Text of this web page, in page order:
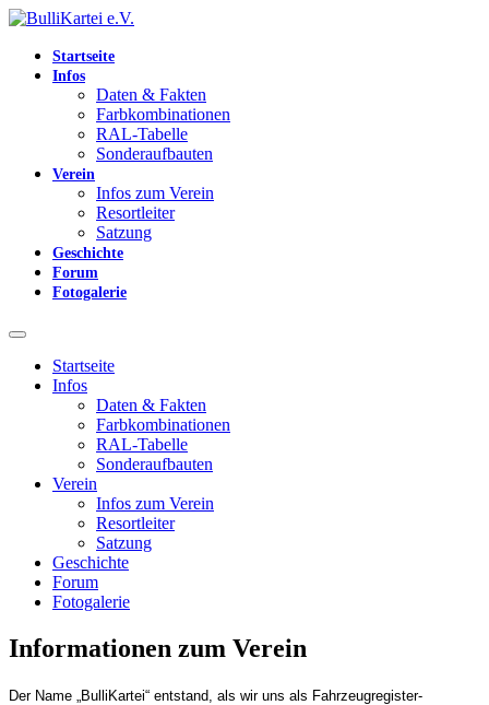
Startseite
Infos
Daten & Fakten
Farbkombinationen
RAL-Tabelle
Sonderaufbauten
Verein
Infos zum Verein
Resortleiter
Satzung
Geschichte
Forum
Fotogalerie
Startseite
Infos
Daten & Fakten
Farbkombinationen
RAL-Tabelle
Sonderaufbauten
Verein
Infos zum Verein
Resortleiter
Satzung
Geschichte
Forum
Fotogalerie
Informationen zum Verein
Der Name „BulliKartei“ entstand, als wir uns als Fahrzeugregister-